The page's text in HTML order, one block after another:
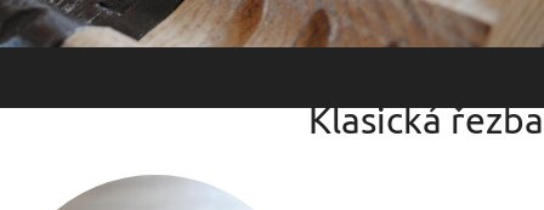
Klasická řezba